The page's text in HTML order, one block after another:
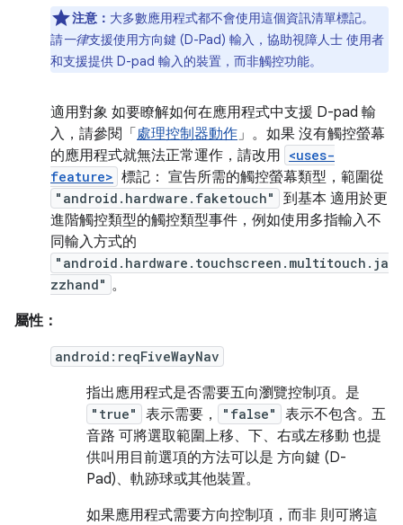
注意： 大多數應用程式都不會使用這個資訊清單標記。
請一律支援使用方向鍵 (D-Pad) 輸入，協助視障人士 使用者
和支援提供 D-pad 輸入的裝置，而非觸控功能。
適用對象 如要瞭解如何在應用程式中支援 D-pad 輸
入，請參閱「 處理控制器動作」。如果 沒有觸控螢幕
的應用程式就無法正常運作，請改用 <uses-
feature> 標記： 宣告所需的觸控螢幕類型，範圍從
"android.hardware.faketouch"
到基本 適用於更
進階觸控類型的觸控類型事件，例如使用多指輸入不
同輸入方式的
"android.hardware.touchscreen.multitouch.ja
zzhand" 。
屬性：
android:reqFiveWayNav
指出應用程式是否需要五向瀏覽控制項。是
"true" 表示需要， "false"
表示不包含。五
音路 可將選取範圍上移、下、右或左移動 也提
供叫用目前選項的方法可以是 方向鍵 (D-
Pad)、軌跡球或其他裝置。
如果應用程式需要方向控制項，而非 則可將這